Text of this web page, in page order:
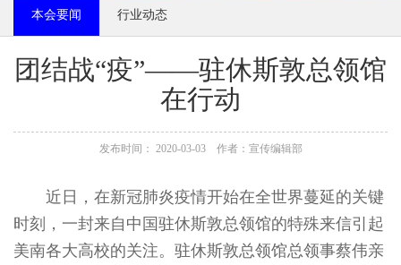
航
本会要闻 行业动态
团结战“疫”——驻休斯敦总领馆
在行动
发布时间： 2020-03-03 作者：宣传编辑部
近日，在新冠肺炎疫情开始在全世界蔓延的关键
时刻，一封来自中国驻休斯敦总领馆的特殊来信引起
美南各大高校的关注。驻休斯敦总领馆总领事蔡伟亲